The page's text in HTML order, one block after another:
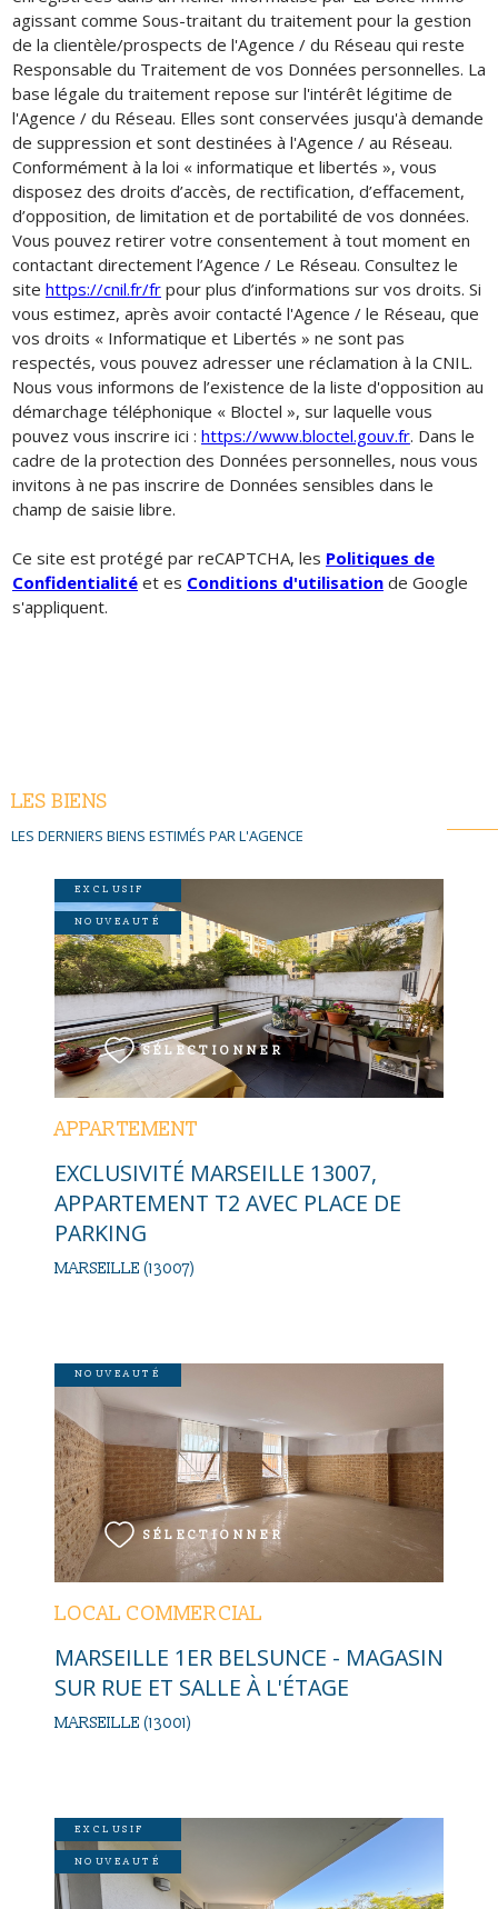
agissant comme Sous-traitant du traitement pour la gestion
de la clientèle/prospects de l'Agence / du Réseau qui reste
Responsable du Traitement de vos Données personnelles. La
base légale du traitement repose sur l'intérêt légitime de
l'Agence / du Réseau. Elles sont conservées jusqu'à demande
de suppression et sont destinées à l'Agence / au Réseau.
Conformément à la loi « informatique et libertés », vous
disposez des droits d’accès, de rectification, d’effacement,
d’opposition, de limitation et de portabilité de vos données.
Vous pouvez retirer votre consentement à tout moment en
contactant directement l’Agence / Le Réseau. Consultez le
site https://cnil.fr/fr pour plus d’informations sur vos droits. Si
vous estimez, après avoir contacté l'Agence / le Réseau, que
vos droits « Informatique et Libertés » ne sont pas
respectés, vous pouvez adresser une réclamation à la CNIL.
Nous vous informons de l’existence de la liste d'opposition au
démarchage téléphonique « Bloctel », sur laquelle vous
pouvez vous inscrire ici : https://www.bloctel.gouv.fr. Dans le
cadre de la protection des Données personnelles, nous vous
invitons à ne pas inscrire de Données sensibles dans le
champ de saisie libre.
Ce site est protégé par reCAPTCHA, les Politiques de
Confidentialité et es Conditions d'utilisation de Google
s'appliquent.
LES BIENS
LES DERNIERS BIENS ESTIMÉS PAR L'AGENCE
APPARTEMENT
EXCLUSIVITÉ MARSEILLE 13007,
APPARTEMENT T2 AVEC PLACE DE
PARKING
MARSEILLE (13007)
EXCLUSIF
NOUVEAUTÉ
SÉLECTIONNER
VOIR LE BIEN
LOCAL COMMERCIAL
MARSEILLE 1ER BELSUNCE - MAGASIN
SUR RUE ET SALLE À L'ÉTAGE
MARSEILLE (13001)
NOUVEAUTÉ
SÉLECTIONNER
VOIR LE BIEN
EXCLUSIF
NOUVEAUTÉ